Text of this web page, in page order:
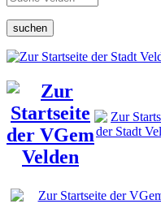
suchen